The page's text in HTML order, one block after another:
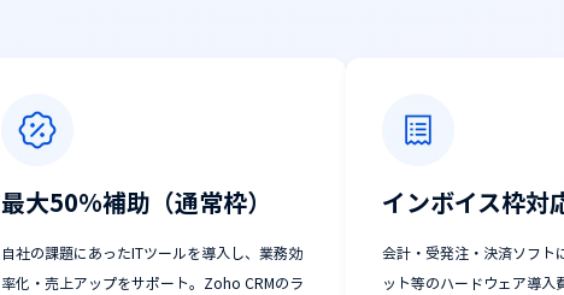
最大50%補助（通常枠）
自社の課題にあったITツールを導入し、業務効
率化・売上アップをサポート。Zoho CRMのラ
インボイス枠対
会計・受発注・決済ソフト
ット等のハードウェア導入